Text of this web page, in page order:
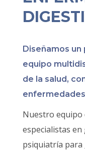
Diseñamos
equipo
de la salud,
Nuestro
especialistas
psiquiatría